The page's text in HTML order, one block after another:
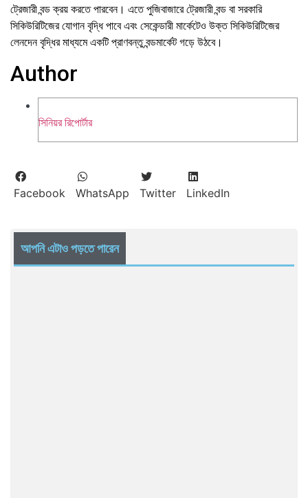
ট্রেজারী বন্ড ক্রয় করতে পারবেন। এতে পুজিবাজারে ট্রেজারী বন্ড বা সরকারি
সিকিউরিটিজের যোগান বৃদ্ধি পাবে এবং সেকেন্ডারী মার্কেটেও উক্ত সিকিউরিটিজের
লেনদেন বৃদ্ধির মাধ্যমে একটি প্রাণবন্তু বন্ডমার্কেট গড়ে উঠবে।
Author
সিনিয়র রিপোর্টার
Facebook WhatsApp Twitter LinkedIn
আপনি এটাও পড়তে পারেন